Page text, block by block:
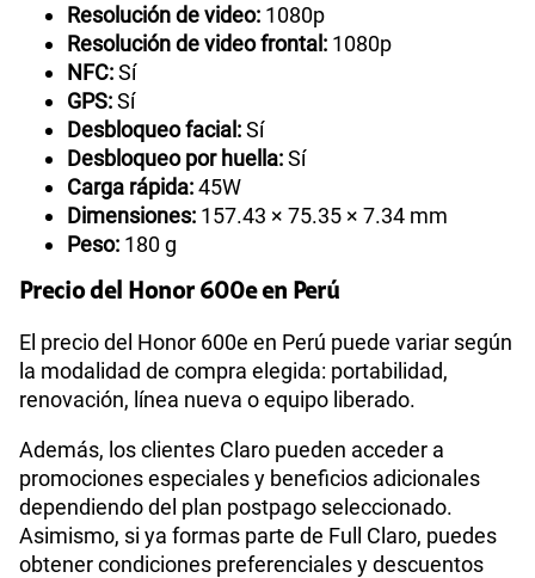
Resolución de video: 1080p
Resolución de video frontal: 1080p
NFC:Sí
GPS:Sí
Desbloqueo facial:Sí
Desbloqueo por huella:Sí
Carga rápida:45W
Dimensiones: 157.43 × 75.35 × 7.34 mm
Peso: 180 g
Precio del Honor 600e en Perú
El precio del Honor 600e en Perú puede variar según
la modalidad de compra elegida: portabilidad,
renovación, línea nueva o equipo liberado.
Además, los clientes Claro pueden acceder a
promociones especiales y beneficios adicionales
dependiendo del plan postpago seleccionado.
Asimismo, si ya formas parte de Full Claro, puedes
obtener condiciones preferenciales y descuentos